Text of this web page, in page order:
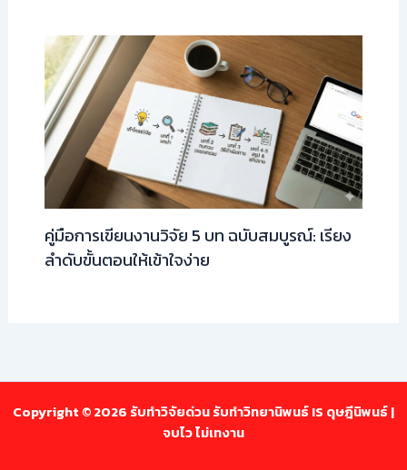
คู่มือการเขียนงานวิจัย 5 บท ฉบับสมบูรณ์: เรียง
ลำดับขั้นตอนให้เข้าใจง่าย
Copyright © 2026 รับทำวิจัยด่วน รับทำวิทยานิพนธ์ IS ดุษฎีนิพนธ์ |
จบไว ไม่เทงาน